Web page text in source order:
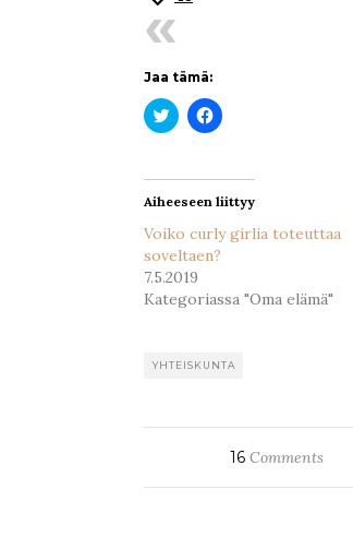
Jaa tämä:
Jaa
Twitterissä(Avautuu
Jaa
Facebookissa(Avautuu
Aiheeseen liittyy
Voiko curly girlia toteuttaa
soveltaen?
7.5.2019
Kategoriassa "Oma elämä"
YHTEISKUNTA
16 Comments